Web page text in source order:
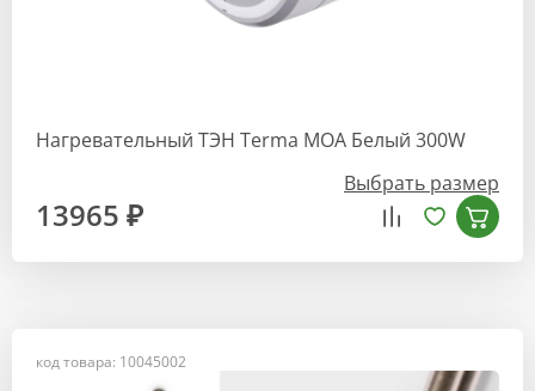
Нагревательный ТЭН Terma MOA Белый 300W
Выбрать размер
13965 ₽
код товара: 10045002